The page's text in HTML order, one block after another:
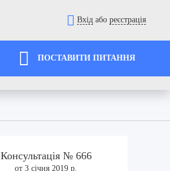
Вхід або реєстрація
ПОСТАВИТИ ПИТАННЯ
Консультація № 666
от 3 січня 2019 р.